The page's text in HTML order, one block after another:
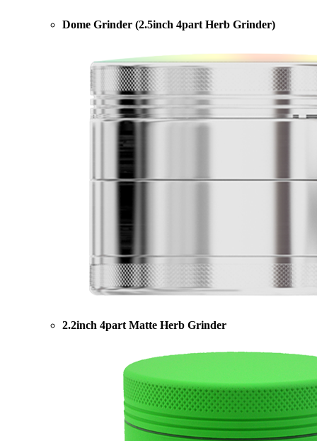
Dome Grinder (2.5inch 4part Herb Grinder)
2.2inch 4part Matte Herb Grinder